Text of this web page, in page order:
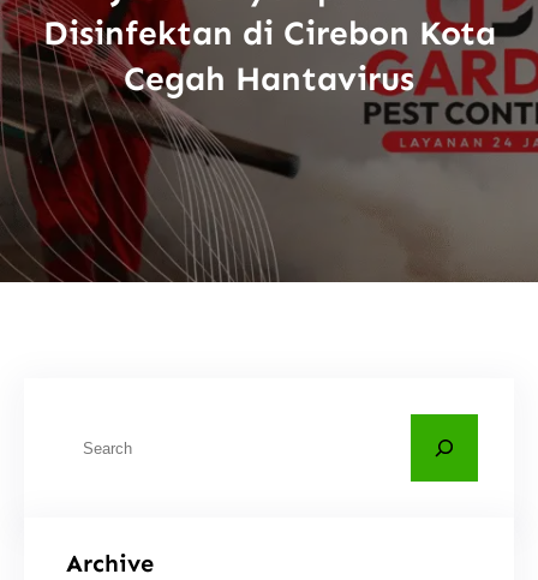
Disinfektan di Cirebon Kota
Cegah Hantavirus
Archive